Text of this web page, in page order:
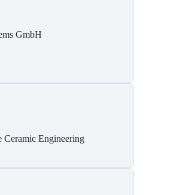
GmbH
Ceramic Engineering